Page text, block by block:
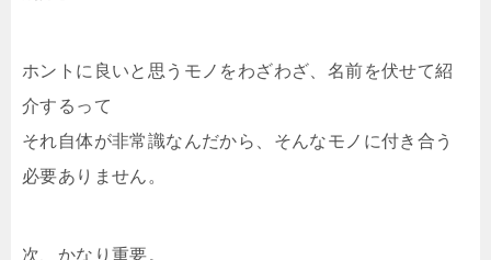
ホントに良いと思うモノをわざわざ、名前を伏せて紹
介するって
それ自体が非常識なんだから、そんなモノに付き合う
必要ありません。
次、かなり重要。